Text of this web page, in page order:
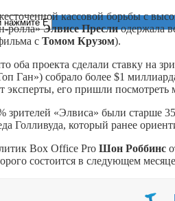
кассовой борьбы с
ролла»Элвисе Преслиодержала
с Томом Крузом).
оба проекта сделали ставку на
Ган») собрало более $1
эксперты, его пришли посмотреть
зрителей «Элвиса» были старше
Голливуда, который ранее
Box Office Pro Шон Роббинс
состоится в следующем